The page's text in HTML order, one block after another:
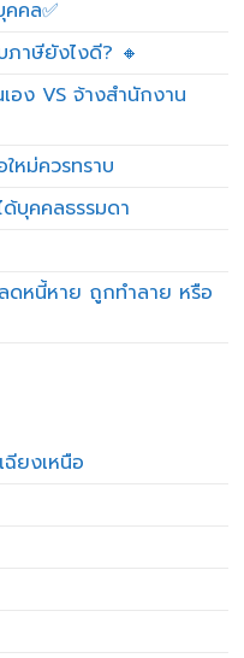
คล✅
าษียังไงดี? 🔸
อง VS จ้างสำนักงาน
หม่ควรทราบ
ด้บุคคลธรรมดา
ดหนี้หาย ถูกทำลาย หรือ
ยงเหนือ